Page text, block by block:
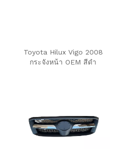
Toyota Hilux Vigo 2008
กระจังหน้า OEM สีดำ